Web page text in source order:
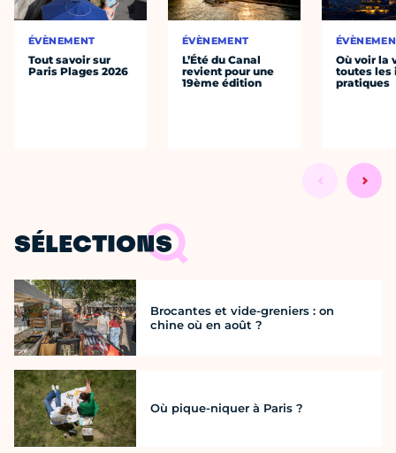
ÉVÈNEMENT
Tout savoir sur
Paris Plages 2026
ÉVÈNEMENT
L’Été du Canal
revient pour une
19ème édition
Où voir la
toutes les
pratiques
SÉLECTIONS
Brocantes et vide-greniers : on
chine où en août ?
Où pique-niquer à Paris ?